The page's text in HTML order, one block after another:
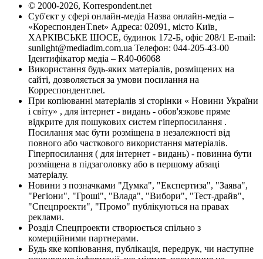
© 2000-2026, Korrespondent.net
Суб'єкт у сфері онлайн-медіа Назва онлайн-медіа –
«КореспонденТ.net» Адреса: 02091, місто Київ,
ХАРКІВСЬКЕ ШОСЕ, будинок 172-Б, офіс 208/1 E-mail:
sunlight@mediadim.com.ua Телефон: 044-205-43-00
Ідентифікатор медіа – R40-06068
Використання будь-яких матеріалів, розміщених на
сайті, дозволяється за умови посилання на
Корреспондент.net.
При копіюванні матеріалів зі сторінки « Новини України
і світу» , для інтернет - видань - обов'язкове пряме
відкрите для пошукових систем гіперпосилання .
Посилання має бути розміщена в незалежності від
повного або часткового використання матеріалів.
Гіперпосилання ( для інтернет - видань) - повинна бути
розміщена в підзаголовку або в першому абзаці
матеріалу.
Новини з позначками "Думка", "Експертиза", "Заява",
"Регіони", "Гроші", "Влада", "Вибори", "Тест-драйв",
"Спецпроекти", "Промо" публікуються на правах
реклами.
Розділ Спецпроекти створюється спільно з
комерційними партнерами.
Будь яке копіювання, публікація, передрук, чи наступне